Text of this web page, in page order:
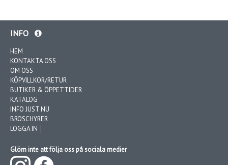
INFO
HEM
KONTAKTA OSS
OM OSS
KÖPVILLKOR/RETUR
BUTIKER & ÖPPETTIDER
KATALOG
INFO JUST NU
BROSCHYRER
LOGGA IN │
Glöm inte att följa oss på sociala medier